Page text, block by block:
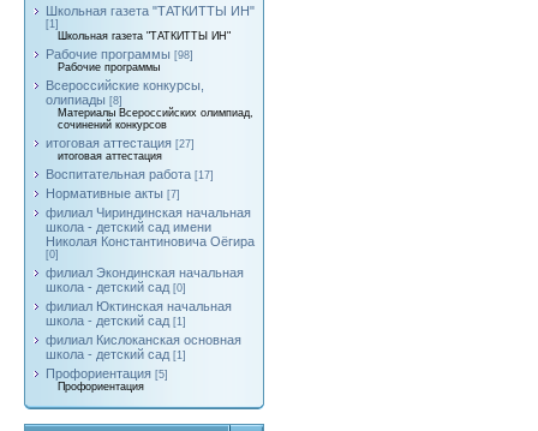
Школьная газета "ТАТКИТТЫ ИН"
[1]
Школьная газета "ТАТКИТТЫ ИН"
Рабочие программы [98]
Рабочие программы
Всероссийские конкурсы,
олипиады [8]
Материалы Всероссийских олимпиад,
сочинений конкурсов
итоговая аттестация [27]
итоговая аттестация
Воспитательная работа [17]
Нормативные акты [7]
филиал Чириндинская начальная
школа - детский сад имени
Николая Константиновича Оёгира
[0]
филиал Экондинская начальная
школа - детский сад [0]
филиал Юктинская начальная
школа - детский сад [1]
филиал Кислоканская основная
школа - детский сад [1]
Профориентация [5]
Профориентация